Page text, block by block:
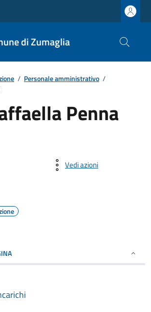
di Zumaglia
/ Personale amministrativo /
Penna
Vedi azioni